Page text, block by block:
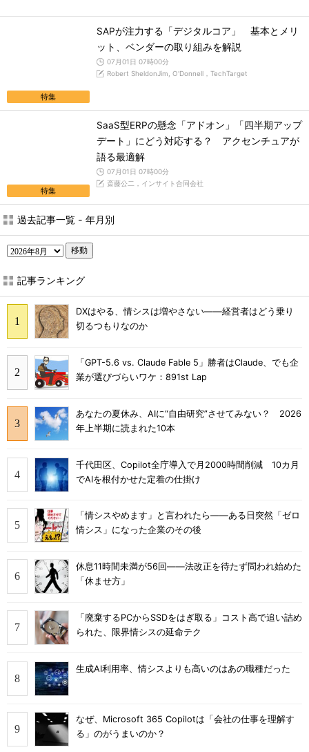
特集
SAPが注力する「デジタルコア」 基本とメリ
ット、ベンダーの取り組みを解説
07月01日 07時00分
Robert SheldonJim, O'Donnell，TechTarget
特集
SaaS型ERPの懸念「アドオン」「四半期アップ
デート」にどう対応する？ アクセンチュアが
語る最適解
07月01日 07時00分
斎藤公二，インサイト合同会社
過去記事一覧 - 年月別
移動
記事ランキング
DXはやる、情シスは増やさない――経営者はどう乗り
切るつもりなのか
「GPT-5.6 vs. Claude Fable 5」勝者はClaude、でも企
業が選びづらいワケ：891st Lap
あなたの夏休み、AIに“自由研究”させてみない？ 2026
年上半期に読まれた10本
千代田区、Copilot全庁導入で月2000時間削減 10カ月
でAIを根付かせた定着の仕掛け
「情シスやめます」と言われたら――ある日突然「ゼロ
情シス」になった企業のその後
休息11時間未満が56回――法改正を待たず問われ始めた
「休ませ方」
「廃棄するPCからSSDをはぎ取る」コスト高で追い詰め
られた、限界情シスの延命テク
生成AI利用率、情シスよりも高いのはあの職種だった
なぜ、Microsoft 365 Copilotは「会社の仕事を理解す
る」のがうまいのか？